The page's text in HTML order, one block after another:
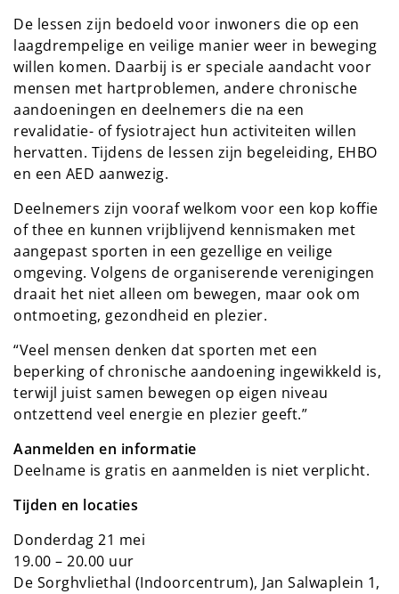
De lessen zijn bedoeld voor inwoners die op een
laagdrempelige en veilige manier weer in beweging
willen komen. Daarbij is er speciale aandacht voor
mensen met hartproblemen, andere chronische
aandoeningen en deelnemers die na een
revalidatie- of fysiotraject hun activiteiten willen
hervatten. Tijdens de lessen zijn begeleiding, EHBO
en een AED aanwezig.
Deelnemers zijn vooraf welkom voor een kop koffie
of thee en kunnen vrijblijvend kennismaken met
aangepast sporten in een gezellige en veilige
omgeving. Volgens de organiserende verenigingen
draait het niet alleen om bewegen, maar ook om
ontmoeting, gezondheid en plezier.
“Veel mensen denken dat sporten met een
beperking of chronische aandoening ingewikkeld is,
terwijl juist samen bewegen op eigen niveau
ontzettend veel energie en plezier geeft.”
Aanmelden en informatie
Deelname is gratis en aanmelden is niet verplicht.
Tijden en locaties
Donderdag 21 mei
19.00 – 20.00 uur
De Sorghvliethal (Indoorcentrum), Jan Salwaplein 1,